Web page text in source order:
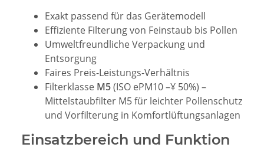
Exakt passend für das Gerätemodell
Effiziente Filterung von Feinstaub bis Pollen
Umweltfreundliche Verpackung und
Entsorgung
Faires Preis-Leistungs-Verhältnis
Filterklasse M5(ISO ePM10 –¥ 50%) –
Mittelstaubfilter M5 für leichter Pollenschutz
und Vorfilterung in Komfortlüftungsanlagen
Einsatzbereich und Funktion